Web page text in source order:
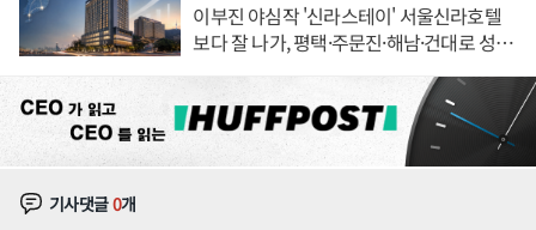
이부진 야심작 '신라스테이' 서울신라호텔
보다 잘 나가, 평택·주문진·해남·건대로 성
기사댓글0개